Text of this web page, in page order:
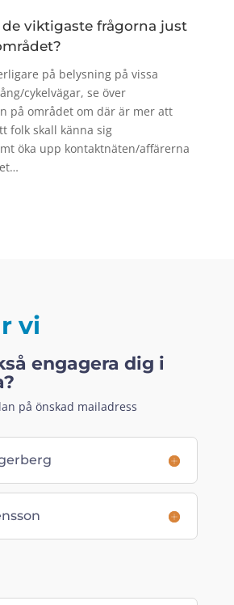
de viktigaste frågorna just
på belysning på vissa
cykelvägar, se över
på området om där är mer att
folk skall känna sig
öka upp kontaktnäten/affärerna
vi
engagera dig i
på önskad mailadress